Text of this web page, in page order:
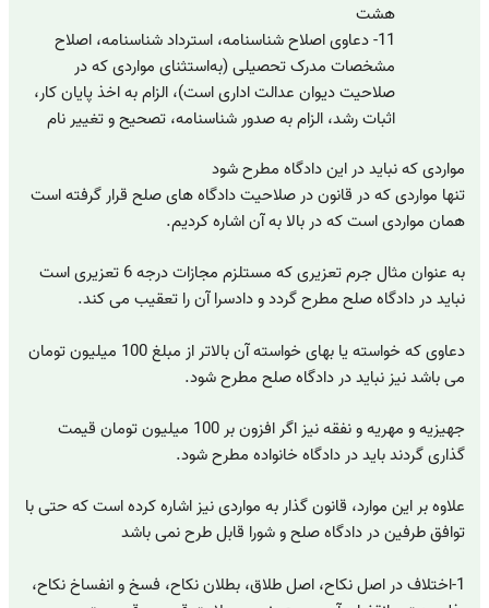
هشت
11- دعاوی اصلاح شناسنامه، استرداد شناسنامه، اصلاح
مشخصات مدرک تحصیلی (به‌استثنای مواردی که در
صلاحیت دیوان عدالت اداری است)، الزام به اخذ پایان کار،
اثبات رشد، الزام به صدور شناسنامه، تصحیح و تغییر نام
مواردی که نباید در این دادگاه مطرح شود
تنها مواردی که در قانون در صلاحیت دادگاه های صلح قرار گرفته است
همان مواردی است که در بالا به آن اشاره کردیم.
به عنوان مثال جرم تعزیری که مستلزم مجازات درجه 6 تعزیری است
نباید در دادگاه صلح مطرح گردد و دادسرا آن را تعقیب می کند.
دعاوی که خواسته یا بهای خواسته آن بالاتر از مبلغ 100 میلیون تومان
می باشد نیز نباید در دادگاه صلح مطرح شود.
جهیزیه و مهریه و نفقه نیز اگر افزون بر 100 میلیون تومان قیمت
گذاری گردند باید در دادگاه خانواده مطرح شود.
علاوه بر این موارد، قانون گذار به مواردی نیز اشاره کرده است که حتی با
توافق طرفین در دادگاه صلح و شورا قابل طرح نمی باشد
1-اختلاف در اصل نکاح، اصل طلاق، بطلان نکاح، فسخ و انفساخ نکاح،